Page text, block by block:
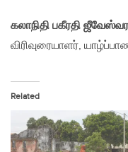
கலாநிதி பகீரதி
விரிவுரையாளர்,
Related